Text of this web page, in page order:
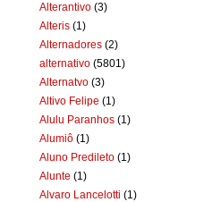
Alterantivo (3)
Alteris (1)
Alternadores (2)
alternativo (5801)
Alternatvo (3)
Altivo Felipe (1)
Alulu Paranhos (1)
Alumiô (1)
Aluno Predileto (1)
Alunte (1)
Alvaro Lancelotti (1)